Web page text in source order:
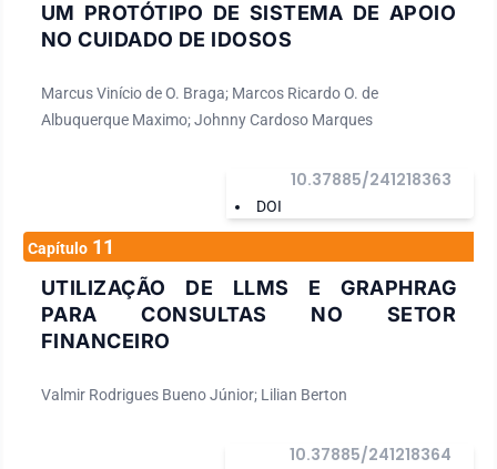
UM PROTÓTIPO DE SISTEMA DE APOIO
NO CUIDADO DE IDOSOS
Marcus Vinício de O. Braga; Marcos Ricardo O. de
Albuquerque Maximo; Johnny Cardoso Marques
DOI
10.37885/241218363
Capítulo 11
UTILIZAÇÃO DE LLMS E GRAPHRAG
PARA CONSULTAS NO SETOR
FINANCEIRO
Valmir Rodrigues Bueno Júnior; Lilian Berton
10.37885/241218364